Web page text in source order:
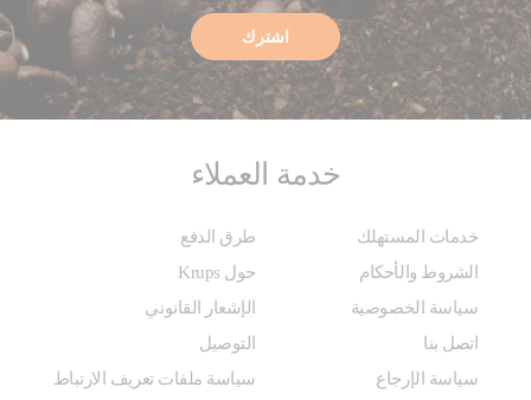
اشترك
خدمة العملاء
خدمات المستهلك
الشروط والأحكام
سياسة الخصوصية
اتصل بنا
سياسة الإرجاع
طرق الدفع
حول Krups
الإشعار القانوني
التوصيل
سياسة ملفات تعريف الارتباط